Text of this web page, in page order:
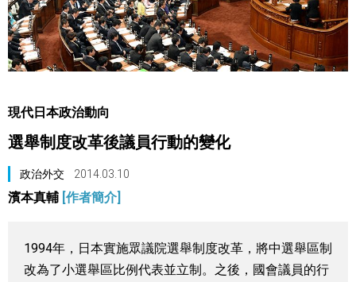
Français
Español
深度報導
日本指南
臺灣香港
現代日本政治動向
選舉制度改革後議員行動的變化
政治外交 2014.03.10
濱本真輔 [作者簡介]
1994年，日本實施眾議院選舉制度改革，將中選舉區制
改為了小選舉區比例代表並立制。之後，國會議員的行